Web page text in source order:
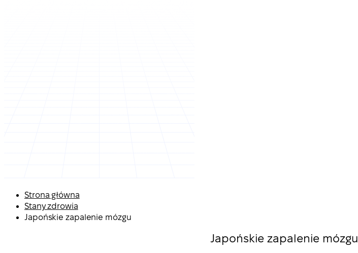
Strona główna
Stany zdrowia
Japońskie zapalenie mózgu
Japońskie zapalenie mózgu